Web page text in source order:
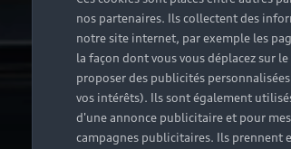
nos partenaires. Ils collectent des
notre site internet, par exemple les
la façon dont vous vous déplacez sur
proposer des publicités
vos intérêts). Ils sont également
d'une annonce publicitaire et pour
campagnes publicitaires. Ils prennent